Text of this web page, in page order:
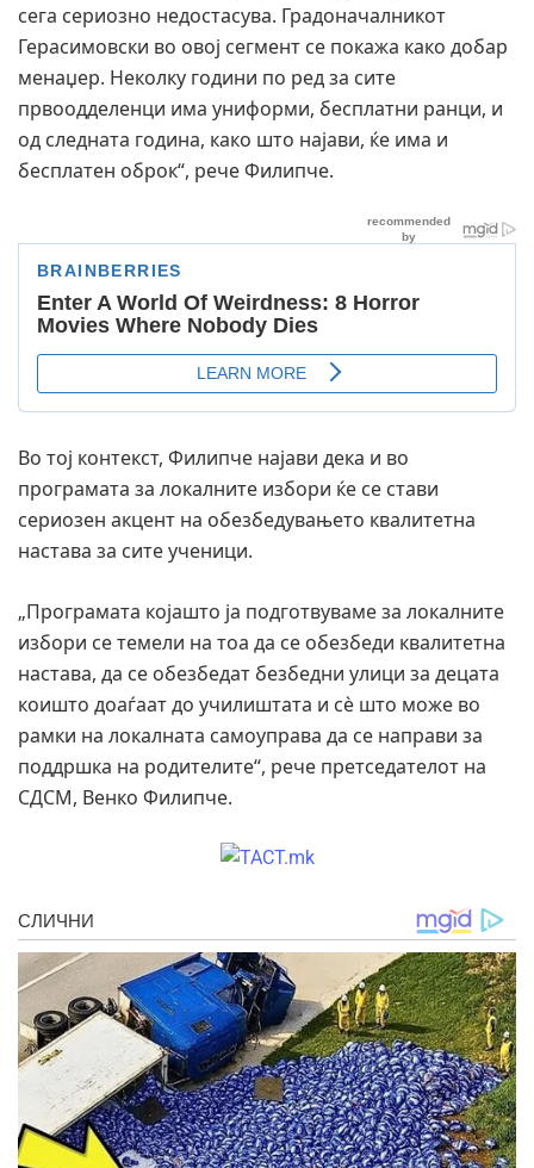
сега сериозно недостасува. Градоначалникот
Герасимовски во овој сегмент се покажа како добар
менаџер. Неколку години по ред за сите
првоодделенци има униформи, бесплатни ранци, и
од следната година, како што најави, ќе има и
бесплатен оброк“, рече Филипче.
Во тој контекст, Филипче најави дека и во
програмата за локалните избори ќе се стави
сериозен акцент на обезбедувањето квалитетна
настава за сите ученици.
„Програмата којашто ја подготвуваме за локалните
избори се темели на тоа да се обезбеди квалитетна
настава, да се обезбедат безбедни улици за децата
коишто доаѓаат до училиштата и сè што може во
рамки на локалната самоуправа да се направи за
поддршка на родителите“, рече претседателот на
СДСМ, Венко Филипче.